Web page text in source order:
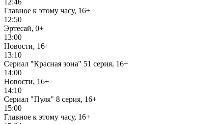
12:46
Главное к этому часу, 16+
12:50
Эртесай, 0+
13:00
Новости, 16+
13:10
Сериал "Красная зона" 51 серия, 16+
14:00
Новости, 16+
14:10
Сериал "Пуля" 8 серия, 16+
15:00
Главное к этому часу, 16+